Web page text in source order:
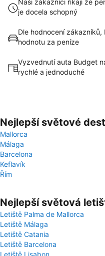
Naši zákazníci říkají že
je docela schopný
Dle hodnocení
hodnotu za peníze
Vyzvednutí auta Budget
rychlé a jednoduché
Nejlepší světové
Mallorca
Málaga
Barcelona
Keflavík
Řím
Nejlepší světová
Letiště Palma de Mallorca
Letiště Málaga
Letiště Catania
Letiště Barcelona
Letiště Lisabon